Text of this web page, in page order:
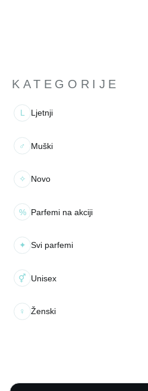
KATEGORIJE
L Ljetnji
♂ Muški
✧ Novo
% Parfemi na akciji
✦ Svi parfemi
⚥ Unisex
♀ Ženski